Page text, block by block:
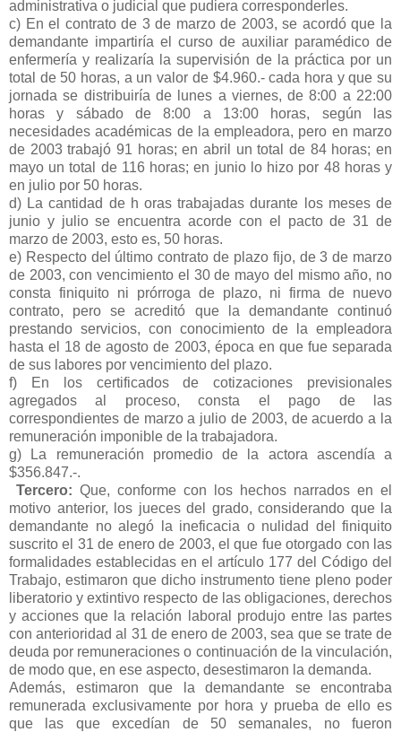
administrativa o judicial que pudiera corresponderles.
c) En el contrato de 3 de marzo de 2003, se acordó que la
demandante impartiría el curso de auxiliar paramédico de
enfermería y realizaría la supervisión de la práctica por un
total de 50 horas, a un valor de $4.960.- cada hora y que su
jornada se distribuiría de lunes a viernes, de 8:00 a 22:00
horas y sábado de 8:00 a 13:00 horas, según las
necesidades académicas de la empleadora, pero en marzo
de 2003 trabajó 91 horas; en abril un total de 84 horas; en
mayo un total de 116 horas; en junio lo hizo por 48 horas y
en julio por 50 horas.
d) La cantidad de h oras trabajadas durante los meses de
junio y julio se encuentra acorde con el pacto de 31 de
marzo de 2003, esto es, 50 horas.
e) Respecto del último contrato de plazo fijo, de 3 de marzo
de 2003, con vencimiento el 30 de mayo del mismo año, no
consta finiquito ni prórroga de plazo, ni firma de nuevo
contrato, pero se acreditó que la demandante continuó
prestando servicios, con conocimiento de la empleadora
hasta el 18 de agosto de 2003, época en que fue separada
de sus labores por vencimiento del plazo.
f) En los certificados de cotizaciones previsionales
agregados al proceso, consta el pago de las
correspondientes de marzo a julio de 2003, de acuerdo a la
remuneración imponible de la trabajadora.
g) La remuneración promedio de la actora ascendía a
$356.847.-.
Tercero: Que, conforme con los hechos narrados en el
motivo anterior, los jueces del grado, considerando que la
demandante no alegó la ineficacia o nulidad del finiquito
suscrito el 31 de enero de 2003, el que fue otorgado con las
formalidades establecidas en el artículo 177 del Código del
Trabajo, estimaron que dicho instrumento tiene pleno poder
liberatorio y extintivo respecto de las obligaciones, derechos
y acciones que la relación laboral produjo entre las partes
con anterioridad al 31 de enero de 2003, sea que se trate de
deuda por remuneraciones o continuación de la vinculación,
de modo que, en ese aspecto, desestimaron la demanda.
Además, estimaron que la demandante se encontraba
remunerada exclusivamente por hora y prueba de ello es
que las que excedían de 50 semanales, no fueron